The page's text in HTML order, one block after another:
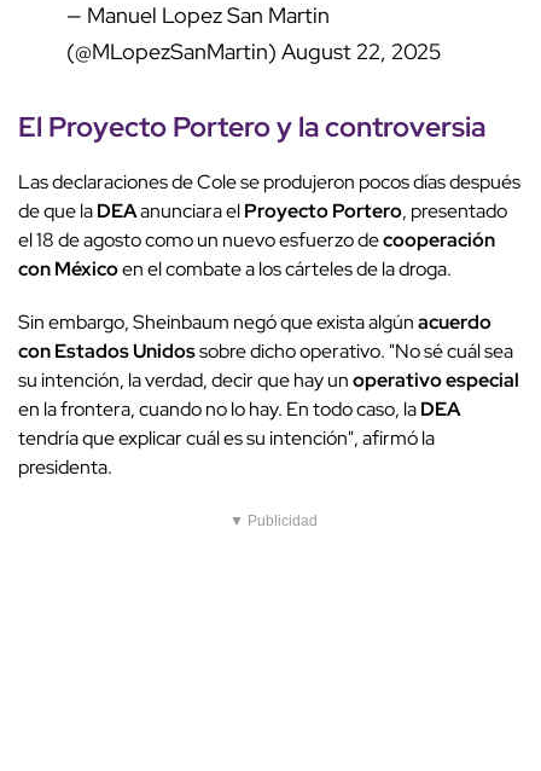
— Manuel Lopez San Martin
(@MLopezSanMartin) August 22, 2025
El Proyecto Porteroy lacontroversia
Las declaraciones de Cole se produjeron pocos días después
de que laDEAanunciara elProyecto Portero, presentado
el 18 de agosto como un nuevo esfuerzo decooperación
con Méxicoen el combate a los cárteles de la droga.
Sin embargo, Sheinbaum negó que exista algúnacuerdo
con Estados Unidossobre dicho operativo. "No sé cuál sea
su intención, la verdad, decir que hay unoperativo especial
en la frontera, cuando no lo hay. En todo caso, laDEA
tendría que explicar cuál es su intención", afirmó la
presidenta.
▼ Publicidad